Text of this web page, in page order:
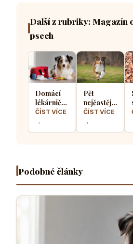
Další z rubriky: Magazín
psech
Domácí
lékárnička
pro psa
aneb Co
musíte mít
nouze
ČÍST VÍCE
→
Pět
nejčastějších
chyb při
výcviku
přivolání
ČÍST VÍCE
→
Podobné články